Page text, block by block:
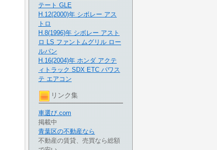
テート GLE
H.12(2000)年 シボレー アス
トロ
H.8(1996)年 シボレー アスト
ロ LS ファントムグリル ロー
ルパン
H.16(2004)年 ホンダ アクテ
ィトラック SDX ETC パワス
テ エアコン
リンク集
車選び.com
掲載中
青葉区の不動産なら
不動産の賃貸、売買なら総額